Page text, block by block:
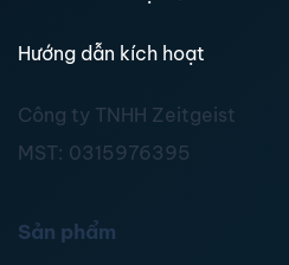
Hướng dẫn kích hoạt
Công ty TNHH Zeitgeist
MST: 0315976395
Sản phẩm